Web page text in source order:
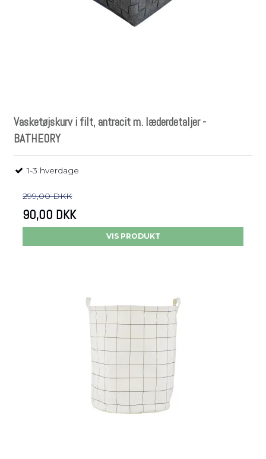
Vasketøjskurv i filt, antracit m. læderdetaljer -
BATHEORY
1-3 hverdage
299,00 DKK
90,00 DKK
VIS PRODUKT